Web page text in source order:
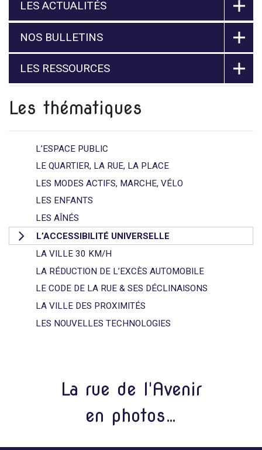
LES ACTUALITÉS
NOS BULLETINS
LES RESSOURCES
Les thématiques
L’ESPACE PUBLIC
LE QUARTIER, LA RUE, LA PLACE
LES MODES ACTIFS, MARCHE, VÉLO
LES ENFANTS
LES AÎNÉS
L’ACCESSIBILITÉ UNIVERSELLE
LA VILLE 30 KM/H
LA RÉDUCTION DE L’EXCÈS AUTOMOBILE
LE CODE DE LA RUE & SES DÉCLINAISONS
LA VILLE DES PROXIMITÉS
LES NOUVELLES TECHNOLOGIES
La rue de l'Avenir
en photos…